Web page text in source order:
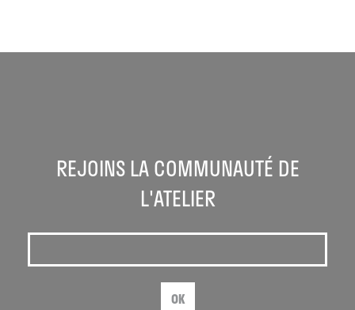
REJOINS LA COMMUNAUTÉ DE
L'ATELIER
OK